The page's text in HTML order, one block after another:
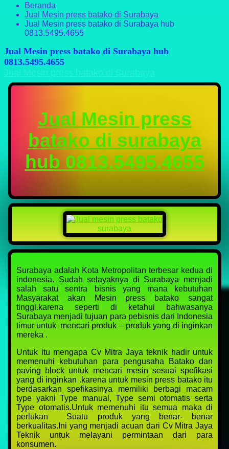
Beranda
Jual Mesin press batako di Surabaya
Jual Mesin press batako di Surabaya hub
0813.5495.4655
Jual Mesin press batako di Surabaya hub
0813.5495.4655
Jual Mesin press batako di Surabaya
Jual Mesin press
batako di surabaya
hub 0813.5495.4655
Surabaya adalah Kota Metropolitan terbesar kedua di
indonesia. Sudah selayaknya di Surabaya menjadi
salah satu sentra bisnis yang mana kebutuhan
Masyarakat akan Mesin press batako sangat
tinggi.karena seperti di ketahui bahwasanya
Surabaya menjadi tujuan para pebisnis dari Indonesia
timur untuk mencari produk – produk yang di inginkan
mereka .
Untuk itu mengapa Cv Mitra Jaya teknik hadir untuk
memenuhi kebutuhan para pengusaha Batako dan
paving block untuk mencari mesin sesuai spefikasi
yang di inginkan .karena untuk mesin press batako itu
berdasarkan spefikasinya memiliki berbagi macam
type yakni Type manual, Type semi otomatis serta
Type otomatis.Untuk memenuhi itu semua maka di
perlukan Suatu produk yang benar- benar
berkualitas.Ini yang menjadi acuan dari Cv Mitra Jaya
Teknik untuk melayani permintaan dari para
konsumen.